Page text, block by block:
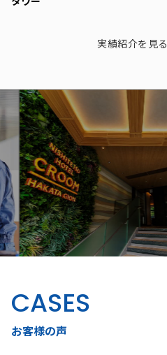
実績紹介を見る
お客様の声
CASES